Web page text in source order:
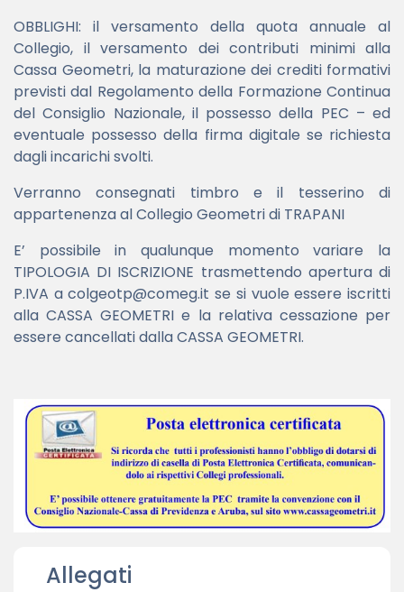
OBBLIGHI: il versamento della quota annuale al
Collegio, il versamento dei contributi minimi alla
Cassa Geometri, la maturazione dei crediti formativi
previsti dal Regolamento della Formazione Continua
del Consiglio Nazionale, il possesso della PEC – ed
eventuale possesso della firma digitale se richiesta
dagli incarichi svolti.
Verranno consegnati timbro e il tesserino di
appartenenza al Collegio Geometri di TRAPANI
E’ possibile in qualunque momento variare la
TIPOLOGIA DI ISCRIZIONE trasmettendo apertura di
P.IVA a colgeotp@comeg.it se si vuole essere iscritti
alla CASSA GEOMETRI e la relativa cessazione per
essere cancellati dalla CASSA GEOMETRI.
Allegati